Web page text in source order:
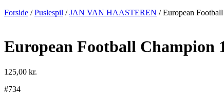
Forside /Puslespil /JAN VAN HAASTEREN / European
European Football Champion
125,00 kr.
#734